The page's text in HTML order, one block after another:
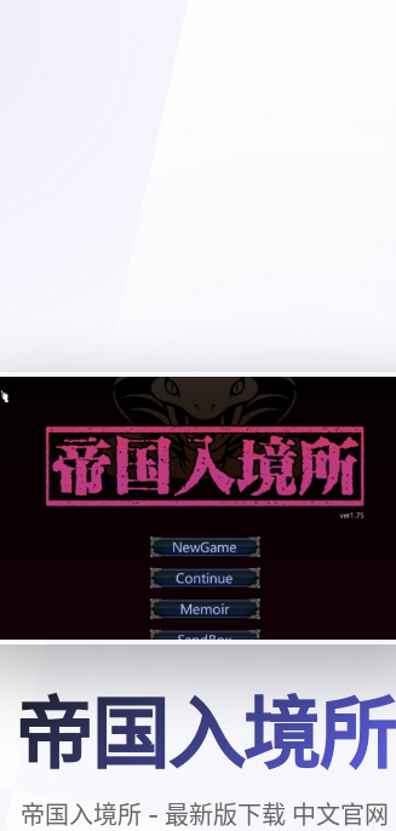
帝国入境所
帝国入境所 - 最新版下载 中文官网